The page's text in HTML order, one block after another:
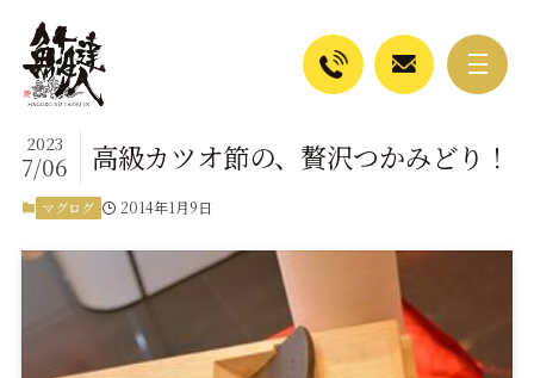
高級カツオ節の、贅沢つかみどり！
2023
7/06
マグログ 2014年1月9日